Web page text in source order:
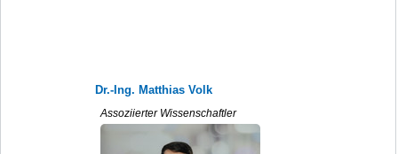
Dr.-Ing. Matthias Volk
Assoziierter Wissenschaftler